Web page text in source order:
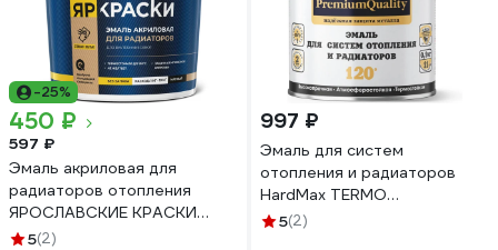
-25%
450 ₽
597 ₽
Эмаль акриловая для
радиаторов отопления
ЯРОСЛАВСКИЕ КРАСКИ
ЯРКРАСКИ, белая матовая,
5(2)
997 ₽
Эмаль для систем
отопления и радиаторов
HardMax TERMO
белоснежная, банка 0,9 кг
5(2)